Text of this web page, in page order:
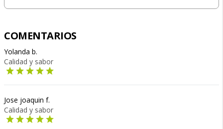
COMENTARIOS
Yolanda b.
Calidad y sabor
Jose joaquin f.
Calidad y sabor